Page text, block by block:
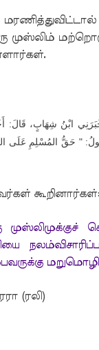
முஸ்லிம்
ابْنُ شِهَابٍ، قَالَ:
" حَقُّ المُسْلِمِ عَلَى
கூறினார்கள்:
(ரலி)